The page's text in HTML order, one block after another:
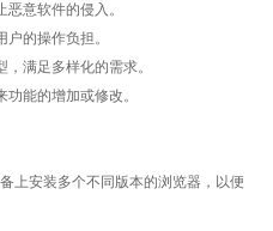
意软件的侵入。
的操作负担。
满足多样化的需求。
能的增加或修改。
上安装多个不同版本的浏览器，以便